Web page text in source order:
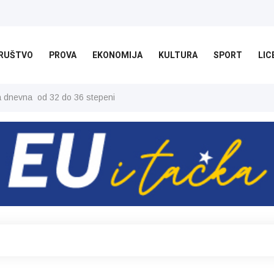
PROVA EKONOMIJA KULTURA SPORT
dnevna od 32 do 36 stepeni